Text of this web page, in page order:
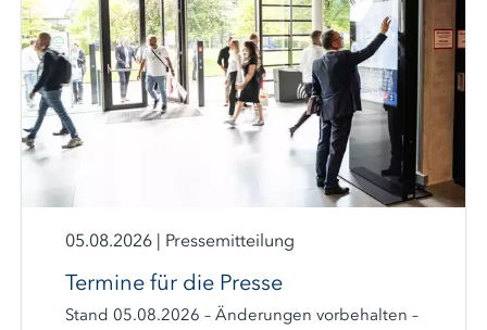
05.08.2026 | Pressemitteilung
Termine für die Presse
Stand 05.08.2026 – Änderungen vorbehalten –